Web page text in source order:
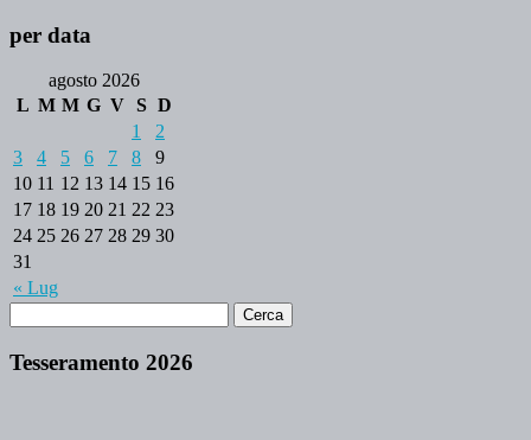
per data
agosto 2026
L M M G V S D
« Lug
1
2
3
4 5 6 7 8
9
10 11 12 13 14 15 16
17 18 19 20 21 22 23
24 25 26 27 28 29 30
31
Tesseramento 2026